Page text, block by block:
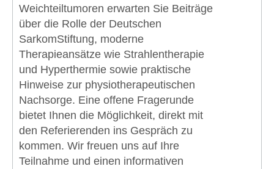
Weichteiltumoren erwarten Sie Beiträge
über die Rolle der Deutschen
SarkomStiftung, moderne
Therapieansätze wie Strahlentherapie
und Hyperthermie sowie praktische
Hinweise zur physiotherapeutischen
Nachsorge. Eine offene Fragerunde
bietet Ihnen die Möglichkeit, direkt mit
den Referierenden ins Gespräch zu
kommen. Wir freuen uns auf Ihre
Teilnahme und einen informativen